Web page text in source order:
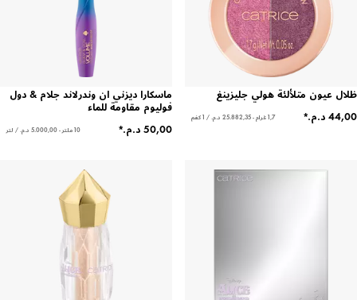
ظلال عيون متلألئة هولي جليزينغ
1,7 غرام - ‏25.882,35 د.م.‏ / 1 كغم
ماسكارا ديزني ان وندرلاند جلام & دول
فوليوم مقاومة للماء
10 ملتر - ‏5.000,00 د.م.‏ / لتر